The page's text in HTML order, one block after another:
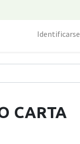
Identificarse
CARTA